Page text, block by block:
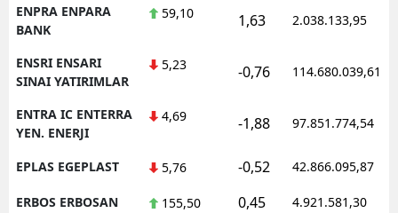
ENPRA ENPARA
BANK
59,10 1,63 2.038.133,95
ENSRI ENSARI
SINAI YATIRIMLAR
5,23 -0,76 114.680.039,61
ENTRA IC ENTERRA
YEN. ENERJI
4,69 -1,88 97.851.774,54
EPLAS EGEPLAST 5,76 -0,52 42.866.095,87
ERBOS ERBOSAN 155,50 0,45 4.921.581,30